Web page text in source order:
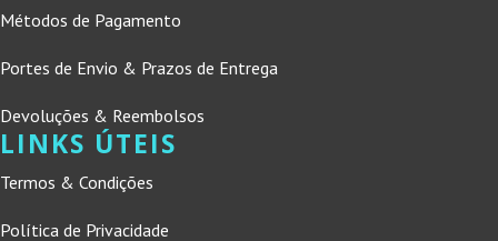
Métodos de Pagamento
Portes de Envio & Prazos de Entrega
Devoluções & Reembolsos
LINKS ÚTEIS
Termos & Condições
Política de Privacidade